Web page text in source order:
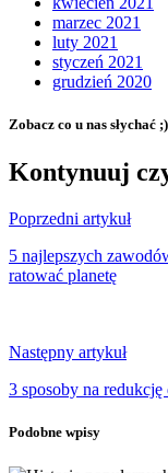
marzec 2021
luty 2021
styczeń 2021
grudzień 2020
Zobacz co u nas słychać ;)
Kontynuuj
Poprzedni artykuł
5 najlepszych
ratować planetę
Następny artykuł
3 sposoby na
Podobne wpisy